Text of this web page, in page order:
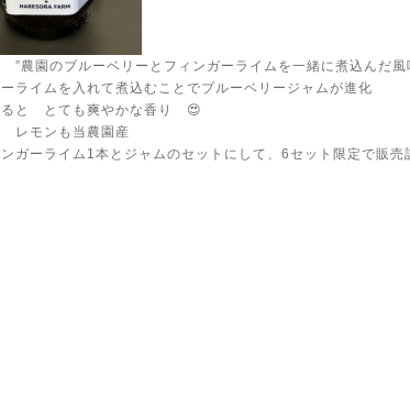
”農園のブルーベリーとフィンガーライムを一緒に煮込んだ
ライムを入れて煮込むことでブルーベリージャムが進化
ると とても爽やかな香り 😍
レモンも当農園産
ガーライム1本とジャムのセットにして、6セット限定で販